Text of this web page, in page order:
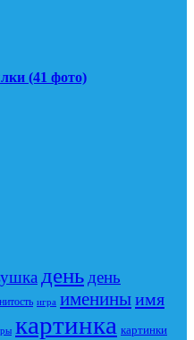
(41 фото)
день день
игра имениныимя
картинка картинки